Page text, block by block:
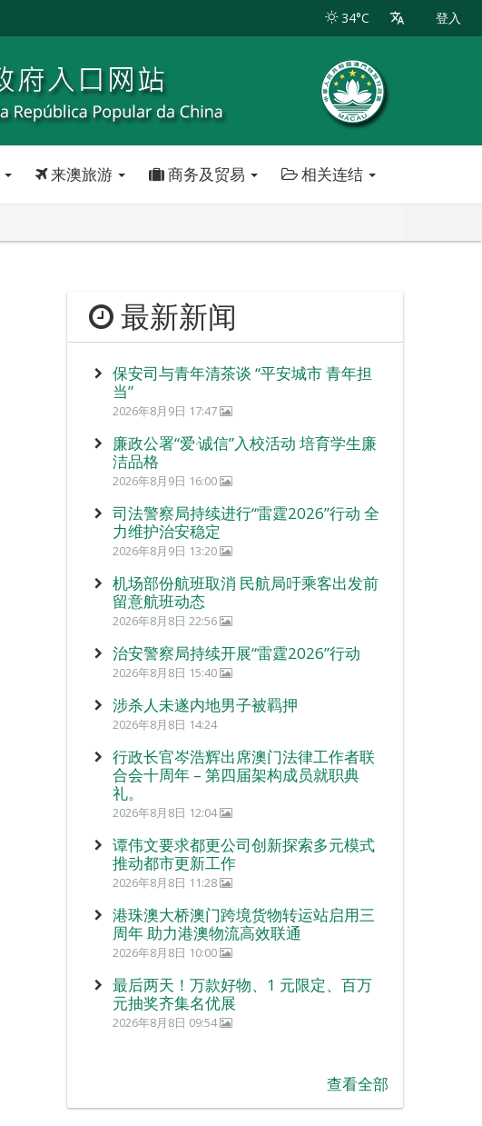
34°C 登入
来澳旅游 商务及贸易 相关连结
最新新闻
保安司与青年清茶谈 “平安城市 青年担
当”
2026年8月9日 17:47
廉政公署“爱‧诚信”入校活动 培育学生廉
洁品格
2026年8月9日 16:00
司法警察局持续进行“雷霆2026”行动 全
力维护治安稳定
2026年8月9日 13:20
机场部份航班取消 民航局吁乘客出发前
留意航班动态
2026年8月8日 22:56
治安警察局持续开展“雷霆2026”行动
2026年8月8日 15:40
涉杀人未遂内地男子被羁押
2026年8月8日 14:24
行政长官岑浩辉出席澳门法律工作者联
合会十周年 – 第四届架构成员就职典
礼。
2026年8月8日 12:04
谭伟文要求都更公司创新探索多元模式
推动都市更新工作
2026年8月8日 11:28
港珠澳大桥澳门跨境货物转运站启用三
周年 助力港澳物流高效联通
2026年8月8日 10:00
最后两天！万款好物、1 元限定、百万
元抽奖齐集名优展
2026年8月8日 09:54
查看全部